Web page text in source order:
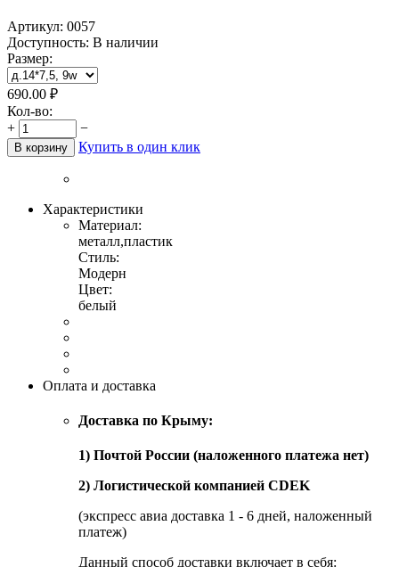
Артикул: 0057
Доступность: В наличии
Размер:
690.00 ₽
Кол-во:
+
−
В корзину Купить в один клик
Характеристики
Материал:
металл,пластик
Стиль:
Модерн
Цвет:
белый
Оплата и доставка
Доставка по Крыму:
1) Почтой России (наложенного платежа нет)
2) Логистической компанией CDEK
(экспресс авиа доставка 1 - 6 дней, наложенный
платеж)
Данный способ доставки включает в себя: